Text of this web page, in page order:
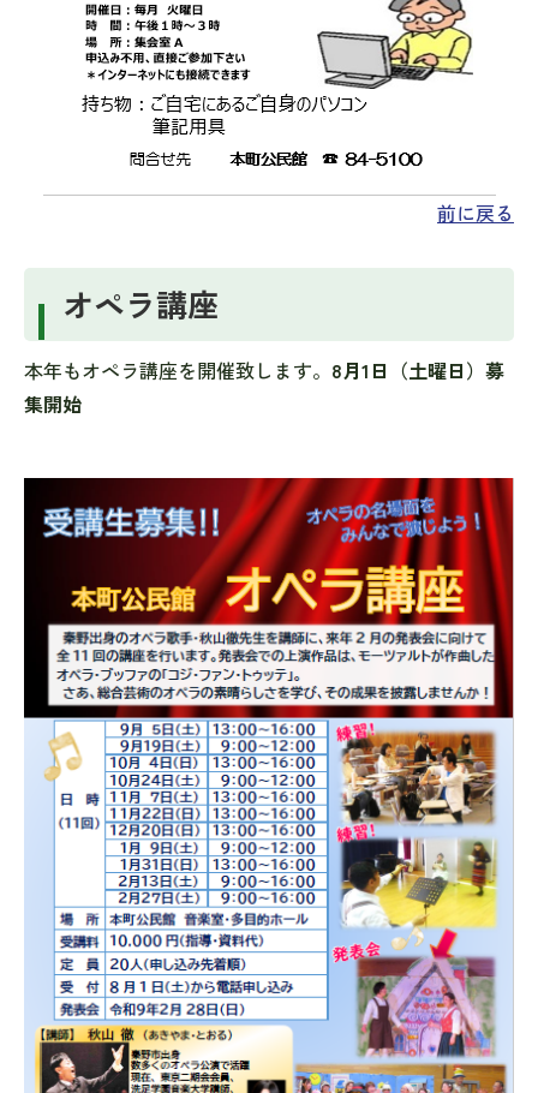
前に戻る
オペラ講座
本年もオペラ講座を開催致します。 8月1日（土曜日）募
集開始